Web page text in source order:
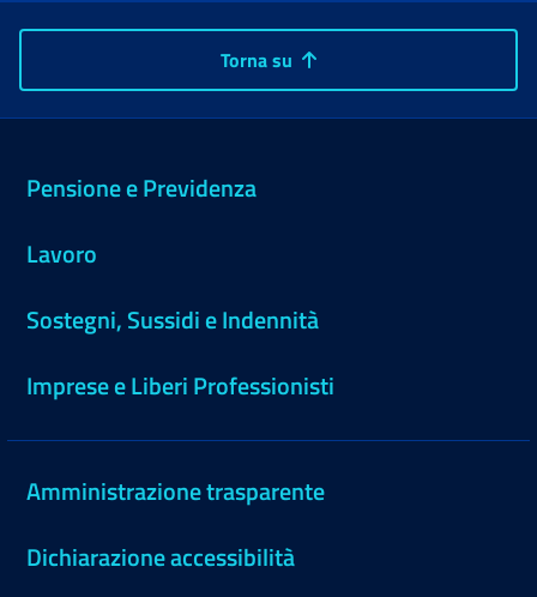
Torna su
Pensione e Previdenza
Lavoro
Sostegni, Sussidi e Indennità
Imprese e Liberi Professionisti
Amministrazione trasparente
Dichiarazione accessibilità